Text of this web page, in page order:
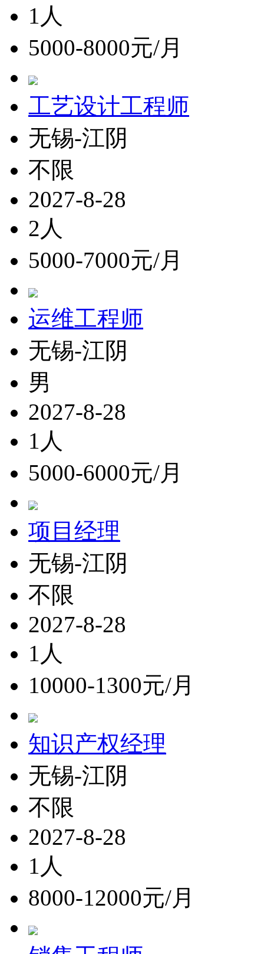
1人
5000-8000元/月
工艺设计工程师
无锡-江阴
不限
2027-8-28
2人
5000-7000元/月
运维工程师
无锡-江阴
男
2027-8-28
1人
5000-6000元/月
项目经理
无锡-江阴
不限
2027-8-28
1人
10000-1300元/月
知识产权经理
无锡-江阴
不限
2027-8-28
1人
8000-12000元/月